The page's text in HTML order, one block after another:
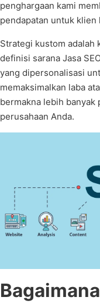
penghargaan kami
pendapatan untuk klien
Strategi kustom adalah
definisi sarana Jasa
yang dipersonalisasi
memaksimalkan laba
bermakna lebih banyak
perusahaan Anda.